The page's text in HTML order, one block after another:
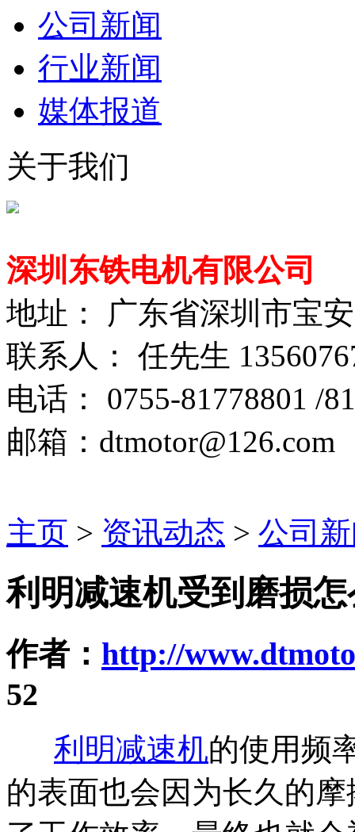
公司新闻
行业新闻
媒体报道
关于我们
深圳东铁电机有限公司
地址： 广东省深圳市宝
联系人： 任先生
电话： 0755-81778801 /
邮箱：dtmotor@126.com
主页 > 资讯动态 > 公司
利明减速机受到磨损
作者： http://
52
利明减速机的使用频
的表面也会因为长久的